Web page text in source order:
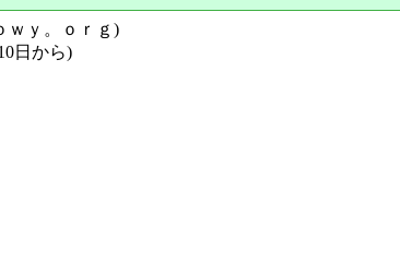
ｗｙ。ｏｒｇ)
日から)